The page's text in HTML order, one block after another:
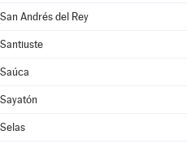
San Andrés del Rey
Santiuste
Saúca
Sayatón
Selas